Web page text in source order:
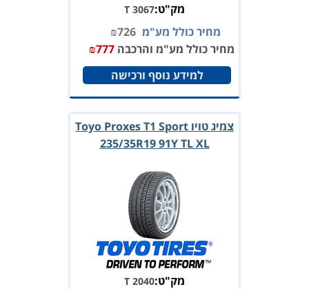
מק"ט:T 3067
מחיר כולל מע"מ ₪726
מחיר כולל מע"מ והרכבה
₪777
למידע נוסף ורכישה
צמיג טויו Toyo Proxes T1 Sport
235/35R19 91Y TL XL
מק"ט:T 2040